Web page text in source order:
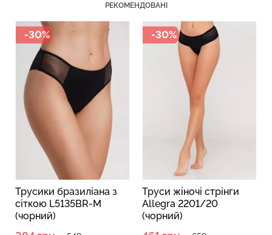
РЕКОМЕНДОВАНІ
-30%
Трусики бразиліана з
сіткою L5135BR-M
(чорний)
-30%
Труси жіночі стрінги
Allegra 2201/20
(чорний)
(бежевий) Giulia
489 грн.699 грн.
TRACKS SHAPE black
(чорний) Giulia
454 грн.649 грн.